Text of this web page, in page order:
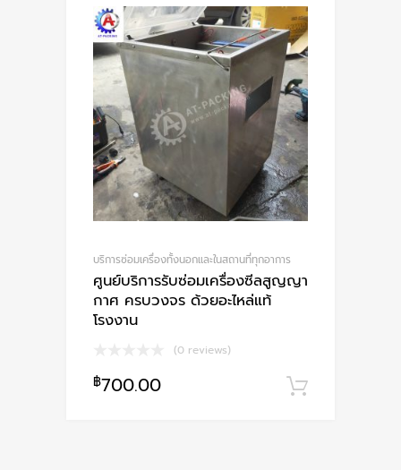
บริการซ่อมเครื่องทั้งนอกและในสถานที่ทุกอาการ
ศูนย์บริการรับซ่อมเครื่องซีลสูญญา
กาศ ครบวงจร ด้วยอะไหล่แท้
โรงงาน
(0 reviews)
฿700.00